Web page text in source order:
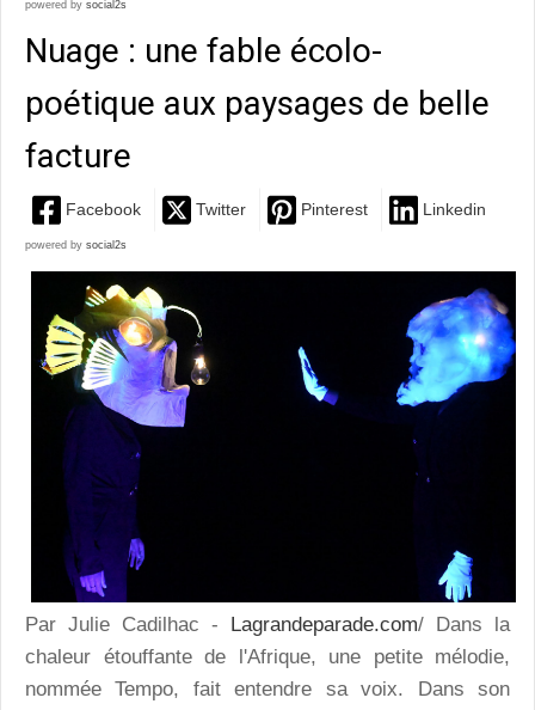
powered by social2s
Nuage : une fable écolo-
poétique aux paysages de belle
facture
Facebook Twitter Pinterest Linkedin
powered by social2s
Par Julie Cadilhac - Lagrandeparade.com/ Dans la
chaleur étouffante de l'Afrique, une petite mélodie,
nommée Tempo, fait entendre sa voix. Dans son